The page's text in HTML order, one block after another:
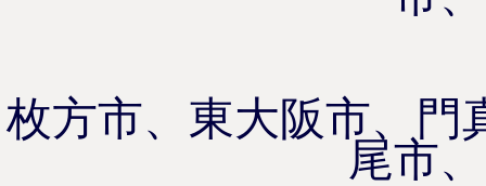
枚方市、東大阪市、門
尾市